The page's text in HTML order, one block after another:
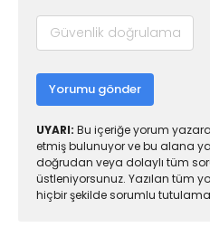
Yorumu gönder
UYARI: Bu içeriğe yorum
etmiş bulunuyor ve bu alana
doğrudan veya dolaylı tüm
üstleniyorsunuz. Yazılan tüm
hiçbir şekilde sorumlu